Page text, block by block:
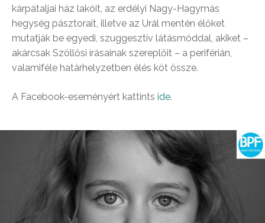
kárpátaljai ház lakóit, az erdélyi Nagy-Hagymás
hegység pásztorait, illetve az Urál mentén élőket
mutatják be egyedi, szuggesztív látásmóddal, akiket –
akárcsak Szöllősi írásainak szereplőit – a periférián,
valamiféle határhelyzetben élés köt össze.
A Facebook-eseményért kattints ide.